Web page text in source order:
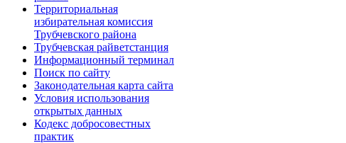
Территориальная
избирательная комиссия
Трубчевского района
Трубчевская райветстанция
Информационный терминал
Поиск по сайту
Законодательная карта сайта
Условия использования
открытых данных
Кодекс добросовестных
практик